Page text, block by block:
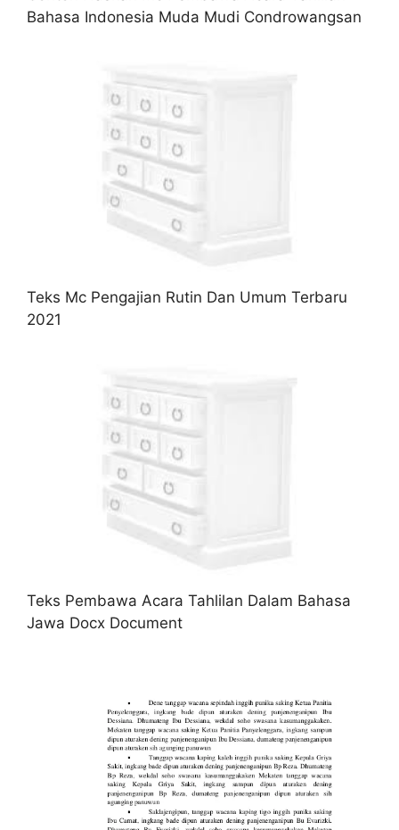
Bahasa Indonesia Muda Mudi Condrowangsan
Teks Mc Pengajian Rutin Dan Umum Terbaru
2021
Teks Pembawa Acara Tahlilan Dalam Bahasa
Jawa Docx Document